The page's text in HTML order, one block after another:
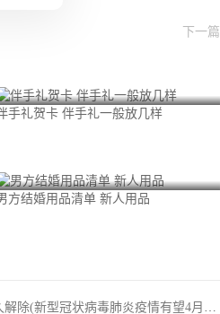
下一篇
手礼贺卡 伴手礼一般放几样
方结婚用品清单 新人用品
(新型冠状病毒肺炎疫情有望4月前结束)